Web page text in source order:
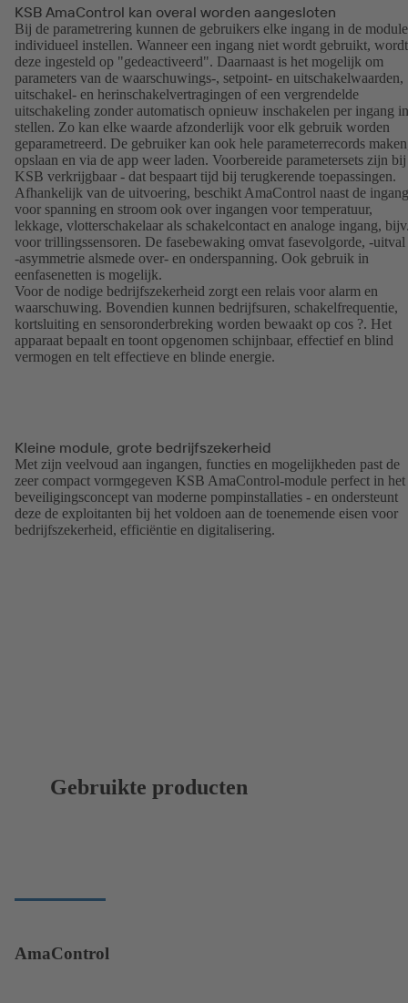
KSB AmaControl kan overal worden aangesloten
Bij de parametrering kunnen de gebruikers elke ingang in de module
individueel instellen. Wanneer een ingang niet wordt gebruikt, wordt
deze ingesteld op "gedeactiveerd". Daarnaast is het mogelijk om
parameters van de waarschuwings-, setpoint- en uitschakelwaarden,
uitschakel- en herinschakelvertragingen of een vergrendelde
uitschakeling zonder automatisch opnieuw inschakelen per ingang
stellen. Zo kan elke waarde afzonderlijk voor elk gebruik worden
geparametreerd. De gebruiker kan ook hele parameterrecords
opslaan en via de app weer laden. Voorbereide parametersets zijn bij
KSB verkrijgbaar - dat bespaart tijd bij terugkerende toepassingen.
Afhankelijk van de uitvoering, beschikt AmaControl naast de
voor spanning en stroom ook over ingangen voor temperatuur,
lekkage, vlotterschakelaar als schakelcontact en analoge ingang,
voor trillingssensoren. De fasebewaking omvat fasevolgorde, -uitval
-asymmetrie alsmede over- en onderspanning. Ook gebruik in
eenfasenetten is mogelijk.
Voor de nodige bedrijfszekerheid zorgt een relais voor alarm en
waarschuwing. Bovendien kunnen bedrijfsuren, schakelfrequentie,
kortsluiting en sensoronderbreking worden bewaakt op cos ?. Het
apparaat bepaalt en toont opgenomen schijnbaar, effectief en blind
vermogen en telt effectieve en blinde energie.
Kleine module, grote bedrijfszekerheid
Met zijn veelvoud aan ingangen, functies en mogelijkheden past de
zeer compact vormgegeven KSB AmaControl-module perfect in het
beveiligingsconcept van moderne pompinstallaties - en ondersteunt
deze de exploitanten bij het voldoen aan de toenemende eisen voor
bedrijfszekerheid, efficiëntie en digitalisering.
Gebruikte producten
AmaControl